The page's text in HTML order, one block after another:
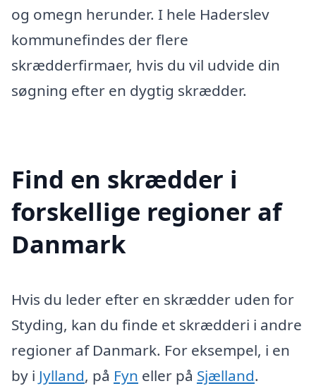
og omegn herunder. I hele Haderslev
kommunefindes der flere
skrædderfirmaer, hvis du vil udvide din
søgning efter en dygtig skrædder.
Find en skrædder i
forskellige regioner af
Danmark
Hvis du leder efter en skrædder uden for
Styding, kan du finde et skrædderi i andre
regioner af Danmark. For eksempel, i en
by i Jylland, på Fyn eller på Sjælland.